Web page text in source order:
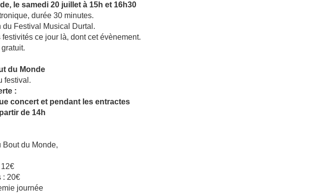
le samedi 20 juillet à 15h et 16h30
durée 30 minutes.
Festival Musical Durtal.
ce jour là, dont cet évènement.
du Monde
festival.
:
concert et pendant les entractes
de 14h
du Monde,
: 20€
journée